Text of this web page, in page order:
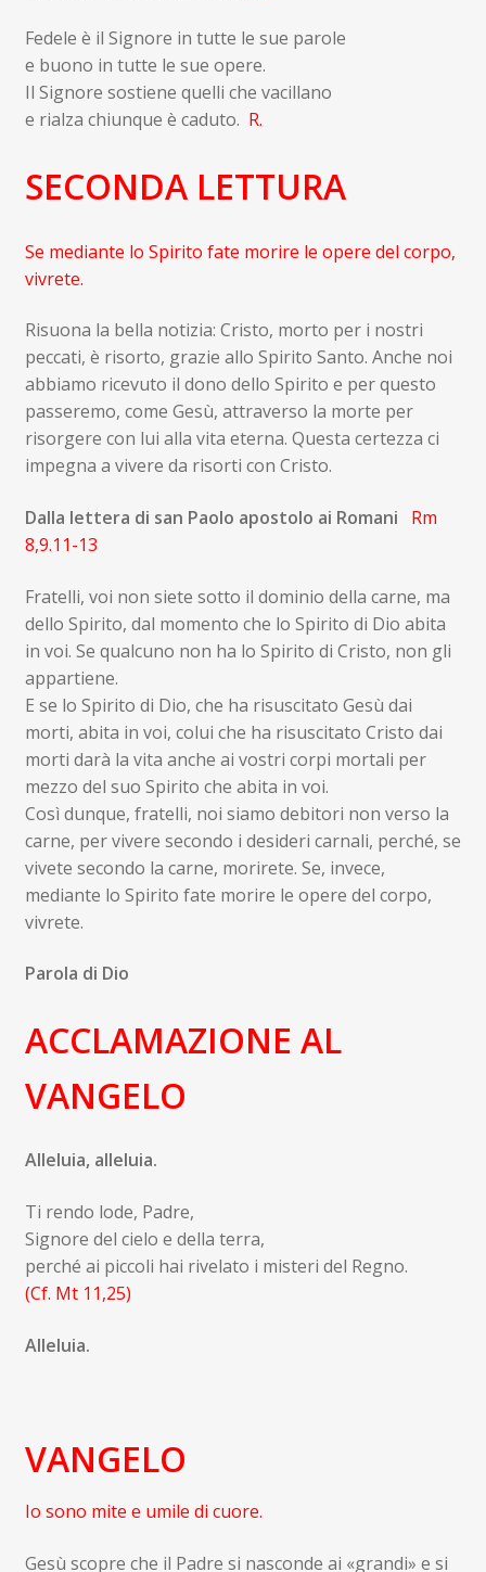
Fedele è il Signore in tutte le sue parole
e buono in tutte le sue opere.
Il Signore sostiene quelli che vacillano
e rialza chiunque è caduto. R.
SECONDA LETTURA
Se mediante lo Spirito fate morire le opere del corpo,
vivrete.
Risuona la bella notizia: Cristo, morto per i nostri
peccati, è risorto, grazie allo Spirito Santo. Anche noi
abbiamo ricevuto il dono dello Spirito e per questo
passeremo, come Gesù, attraverso la morte per
risorgere con lui alla vita eterna. Questa certezza ci
impegna a vivere da risorti con Cristo.
Dalla lettera di san Paolo apostolo ai Romani
Rm
8,9.11-13
Fratelli, voi non siete sotto il dominio della carne, ma
dello Spirito, dal momento che lo Spirito di Dio abita
in voi. Se qualcuno non ha lo Spirito di Cristo, non gli
appartiene.
E se lo Spirito di Dio, che ha risuscitato Gesù dai
morti, abita in voi, colui che ha risuscitato Cristo dai
morti darà la vita anche ai vostri corpi mortali per
mezzo del suo Spirito che abita in voi.
Così dunque, fratelli, noi siamo debitori non verso la
carne, per vivere secondo i desideri carnali, perché, se
vivete secondo la carne, morirete. Se, invece,
mediante lo Spirito fate morire le opere del corpo,
vivrete.
Parola di Dio
ACCLAMAZIONE AL
VANGELO
Alleluia, alleluia.
Ti rendo lode, Padre,
Signore del cielo e della terra,
perché ai piccoli hai rivelato i misteri del Regno.
(Cf. Mt 11,25)
Alleluia.
VANGELO
Io sono mite e umile di cuore.
Gesù scopre che il Padre si nasconde ai «grandi» e si